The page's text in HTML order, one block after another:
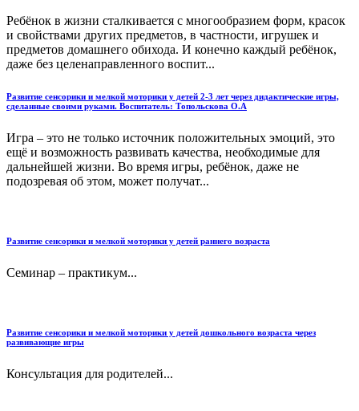
Ребёнок в жизни сталкивается с многообразием форм, красок
и свойствами других предметов, в частности, игрушек и
предметов домашнего обихода. И конечно каждый ребёнок,
даже без целенаправленного воспит...
Развитие сенсорики и мелкой моторики у детей 2-3 лет через дидактические игры,
сделанные своими руками. Воспитатель: Топольскова О.А
Игра – это не только источник положительных эмоций, это
ещё и возможность развивать качества, необходимые для
дальнейшей жизни. Во время игры, ребёнок, даже не
подозревая об этом, может получат...
Развитие сенсорики и мелкой моторики у детей раннего возраста
Семинар – практикум...
Развитие сенсорики и мелкой моторики у детей дошкольного возраста через
развивающие игры
Консультация для родителей...